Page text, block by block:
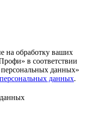
на обработку ваших
в соответствии
данных»
данных.